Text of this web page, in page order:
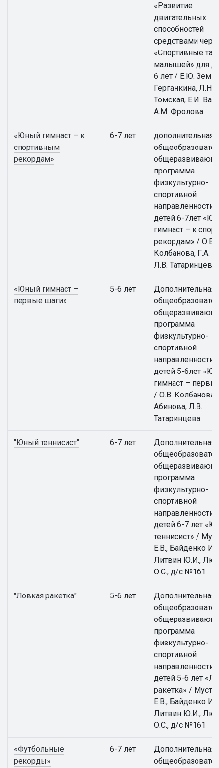
«Развитие
двигательных
способностей
средствами
«Спортивные
малышей» для
6 лет / Е.Ю.
Герганкина, Л.Н.
Томская, Е.И.
А.М. Фролова
«Юный гимнаст – к
спортивным
рекордам»
6-7 лет
дополнительная
программа
физкультурно-
спортивной
направленности
детей 6-7лет
гимнаст – к
рекордам» / О.В.
Колбанова, Г.А.
Л.В. Татаринцева
«Юный гимнаст –
первые шаги»
5-6 лет
Дополнительная
программа
физкультурно-
спортивной
направленности
детей 5-6лет
гимнаст –
/ О.В. Колбанова,
Абинова, Л.В.
Татаринцева
"Юный теннисист" 6-7 лет
Дополнительная
программа
физкультурно-
спортивной
направленности
детей 6-7 лет
теннисист» /
Е.В., Байденко
Литвин Ю.И.,
О.С., д/с №161
"Ловкая ракетка" 5-6 лет
Дополнительная
программа
физкультурно-
спортивной
направленности
детей 5-6 лет
ракетка» /
Е.В., Байденко
Литвин Ю.И.,
О.С., д/с №161
«Футбольные
рекорды»
6-7 лет
Дополнительная